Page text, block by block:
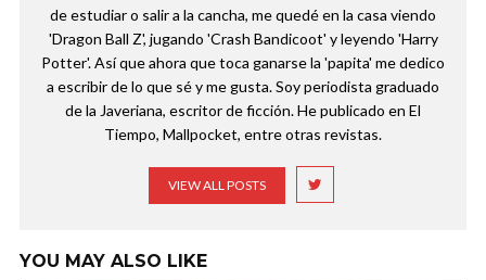
de estudiar o salir a la cancha, me quedé en la casa viendo
'Dragon Ball Z', jugando 'Crash Bandicoot' y leyendo 'Harry
Potter'. Así que ahora que toca ganarse la 'papita' me dedico
a escribir de lo que sé y me gusta. Soy periodista graduado
de la Javeriana, escritor de ficción. He publicado en El
Tiempo, Mallpocket, entre otras revistas.
VIEW ALL POSTS
YOU MAY ALSO LIKE